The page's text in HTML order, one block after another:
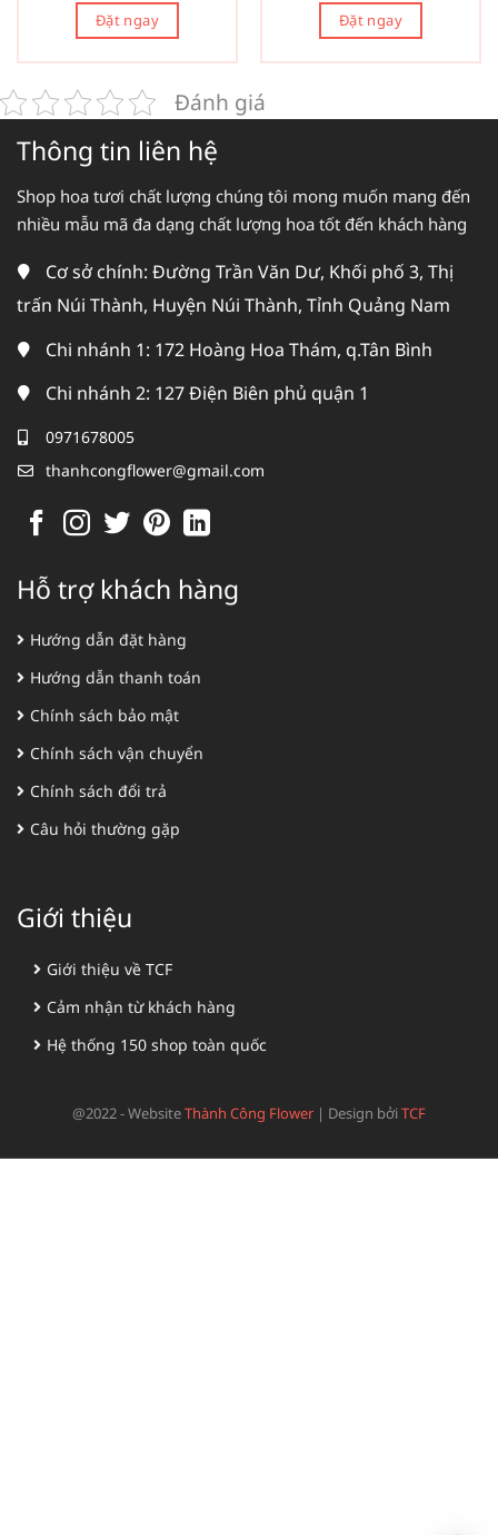
Đặt ngay Đặt ngay
Đánh giá
Thông tin liên hệ
Shop hoa tươi chất lượng chúng tôi mong muốn mang đến
nhiều mẫu mã đa dạng chất lượng hoa tốt đến khách hàng
Cơ sở chính: Đường Trần Văn Dư, Khối phố 3, Thị
trấn Núi Thành, Huyện Núi Thành, Tỉnh Quảng Nam
Chi nhánh 1: 172 Hoàng Hoa Thám, q.Tân Bình
Chi nhánh 2: 127 Điện Biên phủ quận 1
0971678005
thanhcongflower@gmail.com
Hỗ trợ khách hàng
Hướng dẫn đặt hàng
Hướng dẫn thanh toán
Chính sách bảo mật
Chính sách vận chuyển
Chính sách đổi trả
Câu hỏi thường gặp
Giới thiệu
Giới thiệu về TCF
Cảm nhận từ khách hàng
Hệ thống 150 shop toàn quốc
@2022 - WebsiteThành Công Flower | Design bởiTCF